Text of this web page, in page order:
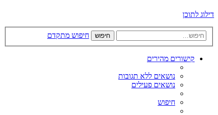
דילוג לתוכן
חיפוש חיפוש מתקדם
קישורים מהירים
נושאים ללא תגובות
נושאים פעילים
חיפוש